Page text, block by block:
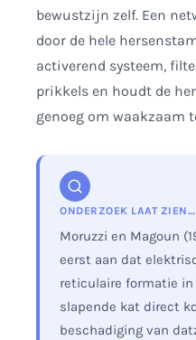
bewustzijn zelf. Een
door de hele
activerend systeem,
prikkels en houdt de
genoeg om waakzaam
ONDERZOEK LAAT ZIEN…
Moruzzi en Magoun
eerst aan dat
reticulaire formatie
slapende kat direct
beschadiging van